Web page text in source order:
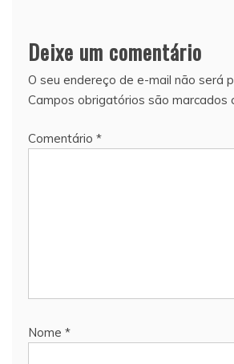
Deixe um comentário
O seu endereço de e-mail não será
Campos obrigatórios são marcados
Comentário *
Nome *